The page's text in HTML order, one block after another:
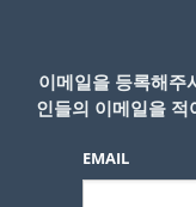
- Copyright ©
이메일을 등록해주
인들의 이메일을
EMAIL